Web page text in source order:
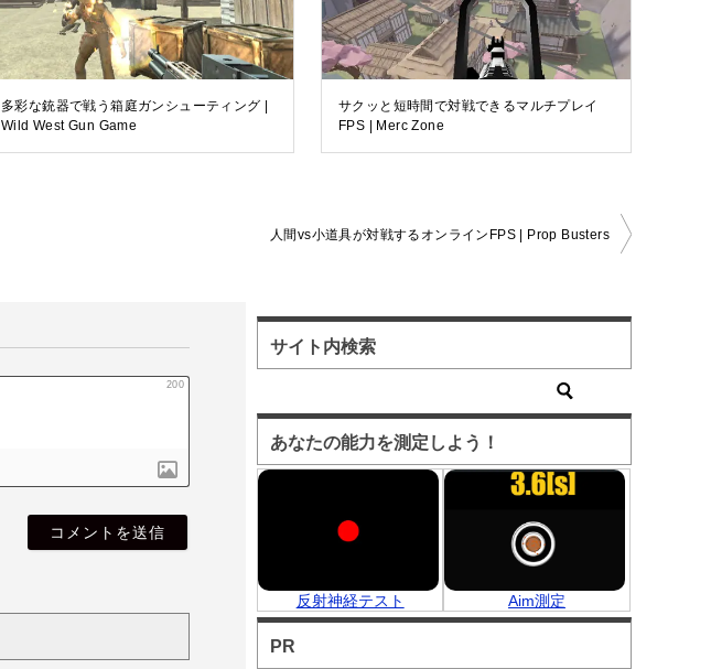
多彩な銃器で戦う箱庭ガンシューティング |
Wild West Gun Game
サクッと短時間で対戦できるマルチプレイ
FPS | Merc Zone
人間vs小道具が対戦するオンラインFPS | Prop Busters
200
サイト内検索
あなたの能力を測定しよう！
反射神経テスト Aim測定
PR